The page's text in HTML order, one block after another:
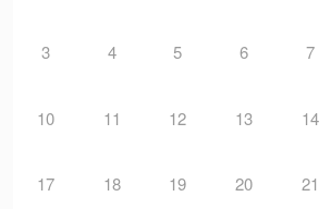
3 4 5 6 7
10 11 12 13 14
17 18 19 20 21